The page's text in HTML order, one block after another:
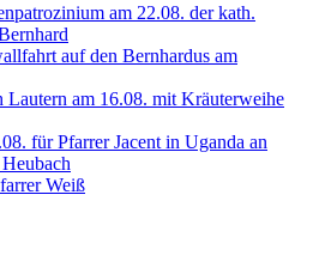
am 22.08. der kath.
auf den Bernhardus am
am 16.08. mit Kräuterweihe
für Pfarrer Jacent in Uganda an
Weiß